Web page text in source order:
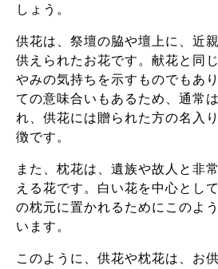
しょう。
供花は、祭壇の脇や壇上に、近
供えられたお花です。献花と同
やみの気持ちを示すものでもあ
ての意味合いもあるため、通常
れ、供花には贈られた方の名入
徴です。
また、枕花は、遺族や故人と非
える花です。白い花を中心とし
の枕元に置かれるためにこのよ
います。
このように、供花や枕花は、お